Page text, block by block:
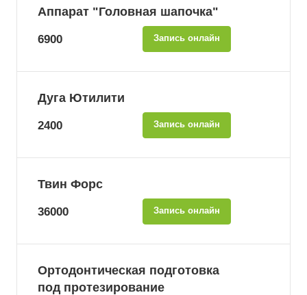
Аппарат "Головная шапочка"
6900 Запись онлайн
Дуга Ютилити
2400 Запись онлайн
Твин Форс
36000 Запись онлайн
Ортодонтическая подготовка
под протезирование